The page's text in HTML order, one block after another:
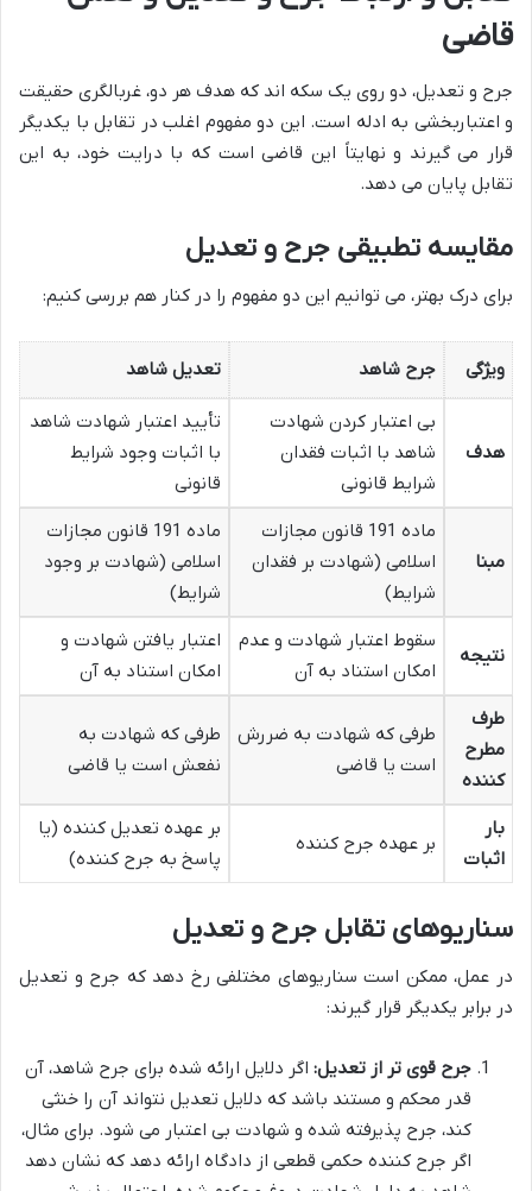
قاضی
جرح و تعدیل، دو روی یک سکه اند که هدف هر دو، غربالگری حقیقت
و اعتباربخشی به ادله است. این دو مفهوم اغلب در تقابل با یکدیگر
قرار می گیرند و نهایتاً این قاضی است که با درایت خود، به این
تقابل پایان می دهد.
مقایسه تطبیقی جرح و تعدیل
برای درک بهتر، می توانیم این دو مفهوم را در کنار هم بررسی کنیم:
ویژگی جرح شاهد تعدیل شاهد
هدف
بی اعتبار کردن شهادت
شاهد با اثبات فقدان
شرایط قانونی
تأیید اعتبار شهادت شاهد
با اثبات وجود شرایط
قانونی
مبنا
ماده 191 قانون مجازات
اسلامی (شهادت بر فقدان
شرایط)
ماده 191 قانون مجازات
اسلامی (شهادت بر وجود
شرایط)
نتیجه
سقوط اعتبار شهادت و عدم
امکان استناد به آن
اعتبار یافتن شهادت و
امکان استناد به آن
طرف
مطرح
کننده
طرفی که شهادت به ضررش
است یا قاضی
طرفی که شهادت به
نفعش است یا قاضی
بار
اثبات
بر عهده جرح کننده
بر عهده تعدیل کننده (یا
پاسخ به جرح کننده)
سناریوهای تقابل جرح و تعدیل
در عمل، ممکن است سناریوهای مختلفی رخ دهد که جرح و تعدیل
در برابر یکدیگر قرار گیرند:
جرح قوی تر از تعدیل: اگر دلایل ارائه شده برای جرح شاهد، آن
قدر محکم و مستند باشد که دلایل تعدیل نتواند آن را خنثی
کند، جرح پذیرفته شده و شهادت بی اعتبار می شود. برای مثال،
اگر جرح کننده حکمی قطعی از دادگاه ارائه دهد که نشان دهد